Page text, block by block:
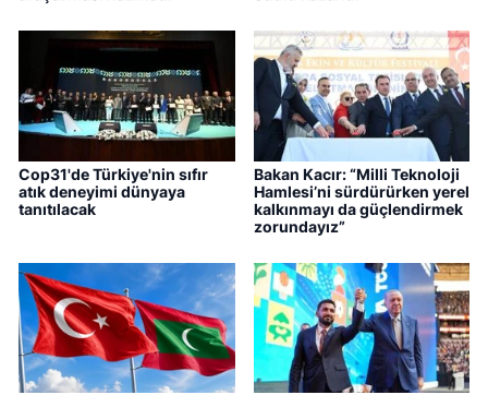
Cop31'de Türkiye'nin sıfır
atık deneyimi dünyaya
tanıtılacak
Bakan Kacır: “Milli Teknoloji
Hamlesi’ni sürdürürken yerel
kalkınmayı da güçlendirmek
zorundayız”